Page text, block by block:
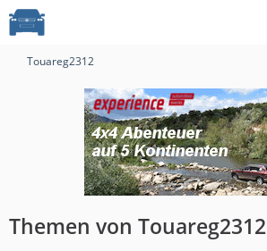
Touareg2312
Themen von Touareg2312